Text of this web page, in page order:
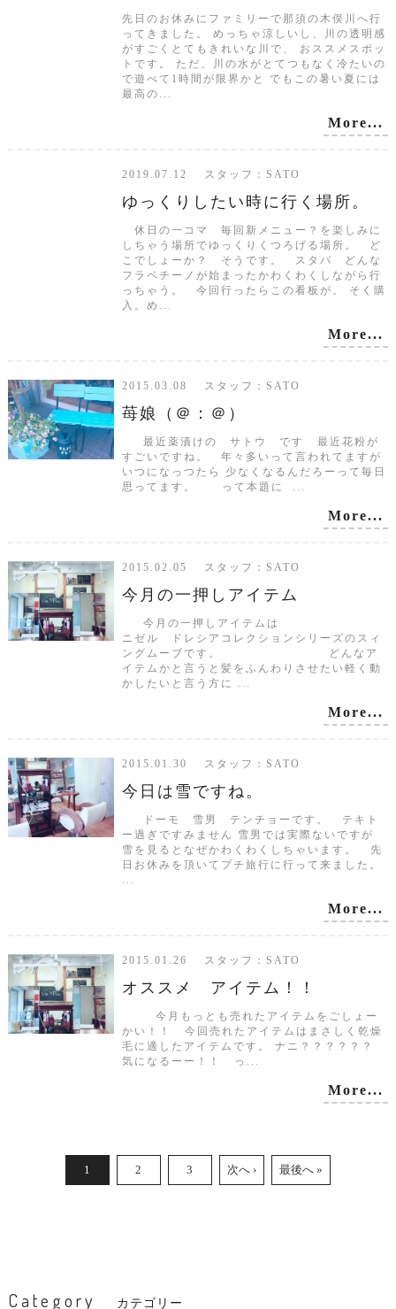
先日のお休みにファミリーで那須の木俣川へ行
ってきました。 めっちゃ涼しいし、川の透明感
がすごくとてもきれいな川で、 おススメスポッ
トです。 ただ、川の水がとてつもなく冷たいの
で遊べて1時間が限界かと でもこの暑い夏には
最高の...
More...
2019.07.12 スタッフ：SATO
ゆっくりしたい時に行く場所。
休日の一コマ 毎回新メニュー？を楽しみに
しちゃう場所でゆっくりくつろげる場所。 ど
こでしょーか？ そうです。 スタバ どんな
フラペチーノが始まったかわくわくしながら行
っちゃう。 今回行ったらこの看板が。 そく購
入。め...
More...
2015.03.08 スタッフ：SATO
苺娘（＠：＠）
最近薬漬けの サトウ です 最近花粉が
すごいですね。 年々多いって言われてますが
いつになっつたら 少なくなるんだろーって毎日
思ってます。 って本題に ...
More...
2015.02.05 スタッフ：SATO
今月の一押しアイテム
今月の一押しアイテムは
ニゼル ドレシアコレクションシリーズのスィ
ングムーブです。 どんなア
イテムかと言うと髪をふんわりさせたい軽く動
かしたいと言う方に ...
More...
2015.01.30 スタッフ：SATO
今日は雪ですね。
ドーモ 雪男 テンチョーです。 テキト
ー過ぎですみません 雪男では実際ないですが
雪を見るとなぜかわくわくしちゃいます。 先
日お休みを頂いてプチ旅行に行って来ました。
...
More...
2015.01.26 スタッフ：SATO
オススメ アイテム！！
今月もっとも売れたアイテムをごしょー
かい！！ 今回売れたアイテムはまさしく乾燥
毛に適したアイテムです。 ナニ？？？？？？
気になるーー！！ っ...
More...
1 2 3 次へ › 最後へ »
Category カテゴリー